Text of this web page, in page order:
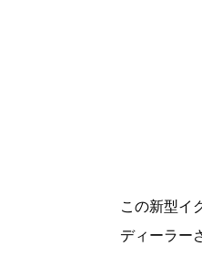
この新型イ
ディーラー